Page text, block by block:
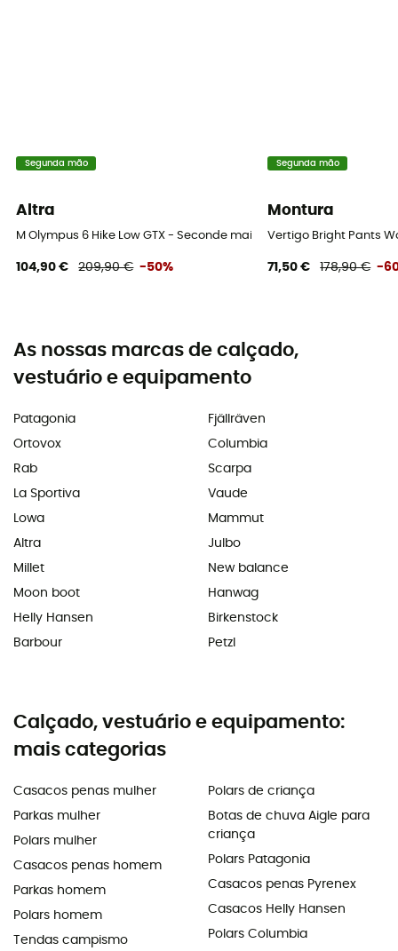
Segunda mão
Altra
M Olympus 6 Hike Low GTX - Seconde main Chaussures
104,90 € 209,90 € -50%
Segunda mão
Montura
Vertigo Bright Pants
71,50 € 178,90 € -
As nossas marcas de calçado,
vestuário e equipamento
Patagonia
Ortovox
Rab
La Sportiva
Lowa
Altra
Millet
Moon boot
Helly Hansen
Barbour
Fjällräven
Columbia
Scarpa
Vaude
Mammut
Julbo
New balance
Hanwag
Birkenstock
Petzl
Calçado, vestuário e equipamento:
mais categorias
Casacos penas mulher
Parkas mulher
Polars mulher
Casacos penas homem
Parkas homem
Polars homem
Tendas campismo
Polars de criança
Botas de chuva Aigle para
criança
Polars Patagonia
Casacos penas Pyrenex
Casacos Helly Hansen
Polars Columbia